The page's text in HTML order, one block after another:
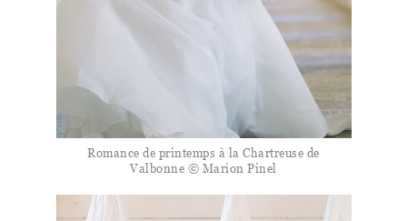
Romance de printemps à la Chartreuse de
Valbonne © Marion Pinel